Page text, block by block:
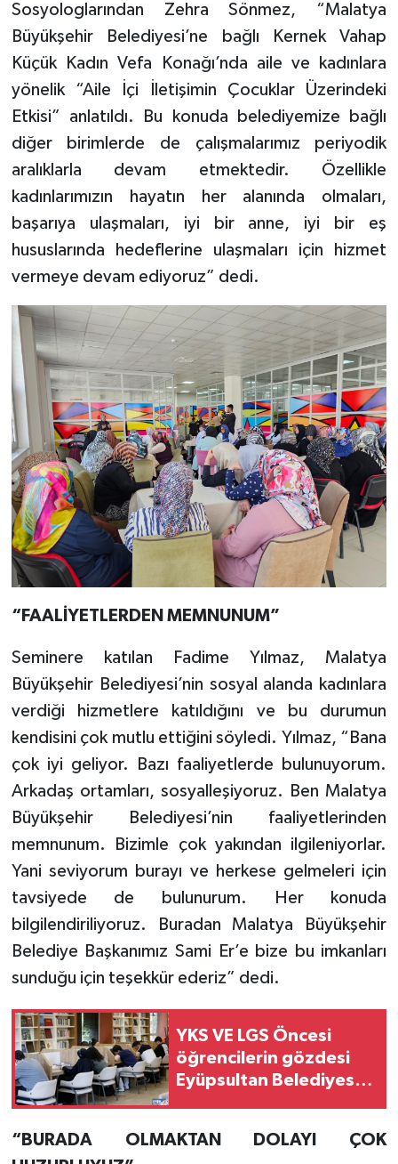
Sosyologlarından Zehra Sönmez, “Malatya
Büyükşehir Belediyesi’ne bağlı Kernek Vahap
Küçük Kadın Vefa Konağı’nda aile ve kadınlara
yönelik “Aile İçi İletişimin Çocuklar Üzerindeki
Etkisi” anlatıldı. Bu konuda belediyemize bağlı
diğer birimlerde de çalışmalarımız periyodik
aralıklarla devam etmektedir. Özellikle
kadınlarımızın hayatın her alanında olmaları,
başarıya ulaşmaları, iyi bir anne, iyi bir eş
hususlarında hedeflerine ulaşmaları için hizmet
vermeye devam ediyoruz” dedi.
“FAALİYETLERDEN MEMNUNUM”
Seminere katılan Fadime Yılmaz, Malatya
Büyükşehir Belediyesi’nin sosyal alanda kadınlara
verdiği hizmetlere katıldığını ve bu durumun
kendisini çok mutlu ettiğini söyledi. Yılmaz, “Bana
çok iyi geliyor. Bazı faaliyetlerde bulunuyorum.
Arkadaş ortamları, sosyalleşiyoruz. Ben Malatya
Büyükşehir Belediyesi’nin faaliyetlerinden
memnunum. Bizimle çok yakından ilgileniyorlar.
Yani seviyorum burayı ve herkese gelmeleri için
tavsiyede de bulunurum. Her konuda
bilgilendiriliyoruz. Buradan Malatya Büyükşehir
Belediye Başkanımız Sami Er’e bize bu imkanları
sunduğu için teşekkür ederiz” dedi.
YKS VE LGS Öncesi
öğrencilerin gözdesi
Eyüpsultan Belediyesi
“BURADA OLMAKTAN DOLAYI ÇOK